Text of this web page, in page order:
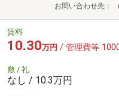
お問い合わせ先
賃料
10.30万円 / 管理費等
敷 / 礼
なし / 10.3万円